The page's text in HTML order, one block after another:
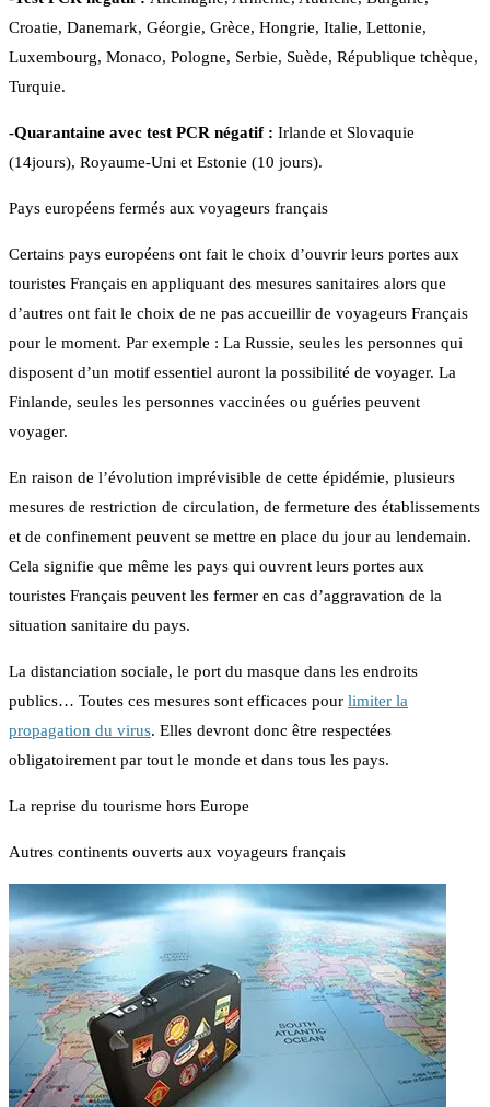
Croatie, Danemark, Géorgie, Grèce, Hongrie, Italie, Lettonie,
Luxembourg, Monaco, Pologne, Serbie, Suède, République tchèque,
Turquie.
-Quarantaine avec test PCR négatif : Irlande et Slovaquie
(14jours), Royaume-Uni et Estonie (10 jours).
Pays européens fermés aux voyageurs français
Certains pays européens ont fait le choix d’ouvrir leurs portes aux
touristes Français en appliquant des mesures sanitaires alors que
d’autres ont fait le choix de ne pas accueillir de voyageurs Français
pour le moment. Par exemple : La Russie, seules les personnes qui
disposent d’un motif essentiel auront la possibilité de voyager. La
Finlande, seules les personnes vaccinées ou guéries peuvent
voyager.
En raison de l’évolution imprévisible de cette épidémie, plusieurs
mesures de restriction de circulation, de fermeture des établissements
et de confinement peuvent se mettre en place du jour au lendemain.
Cela signifie que même les pays qui ouvrent leurs portes aux
touristes Français peuvent les fermer en cas d’aggravation de la
situation sanitaire du pays.
La distanciation sociale, le port du masque dans les endroits
publics… Toutes ces mesures sont efficaces pour limiter la
propagation du virus. Elles devront donc être respectées
obligatoirement par tout le monde et dans tous les pays.
La reprise du tourisme hors Europe
Autres continents ouverts aux voyageurs français